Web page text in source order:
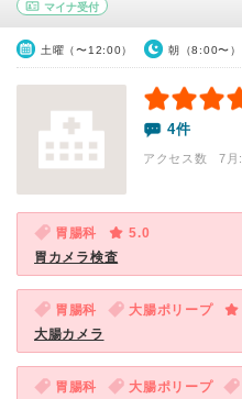
マイナ受付
土曜（〜12:00） 朝（8:00〜）
4件
アクセス数 7月:
胃腸科
5.0
胃カメラ検査
胃腸科 大腸ポリープ
大腸カメラ
胃腸科 大腸ポリープ